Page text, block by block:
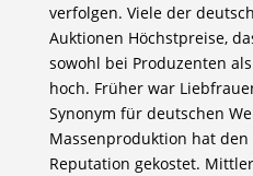
verfolgen. Viele der
Auktionen Höchstpreise,
sowohl bei Produzenten
hoch. Früher war
Synonym für deutschen
Massenproduktion hat
Reputation gekostet.